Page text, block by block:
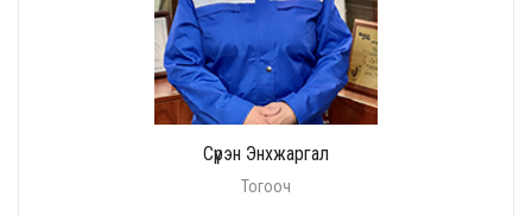
Сүрэн Энхжаргал
Тогооч